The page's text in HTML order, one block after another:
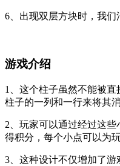
6、出现双层方块时，我们
游戏介绍
1、这个柱子虽然不能被
柱子的一列和一行来将其消
2、玩家可以通过经过这
得积分，每个小点可以为
3、这种设计不仅增加了